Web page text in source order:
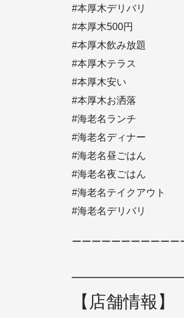
#本厚木デリバリ
#本厚木500円
#本厚木飲み放題
#本厚木テラス
#本厚木安い
#本厚木お洒落
#海老名ランチ
#海老名ディナー
#海老名昼ごはん
#海老名夜ごはん
#海老名テイクアウト
#海老名デリバリ
ーーーーーーーーーーー
【店舗情報】